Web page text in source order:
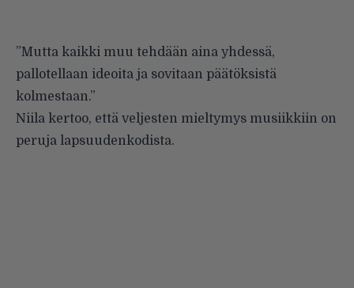
”Mutta kaikki muu tehdään aina yhdessä,
pallotellaan ideoita ja sovitaan päätöksistä
kolmestaan.”
Niila kertoo, että veljesten mieltymys musiikkiin on
peruja lapsuudenkodista.